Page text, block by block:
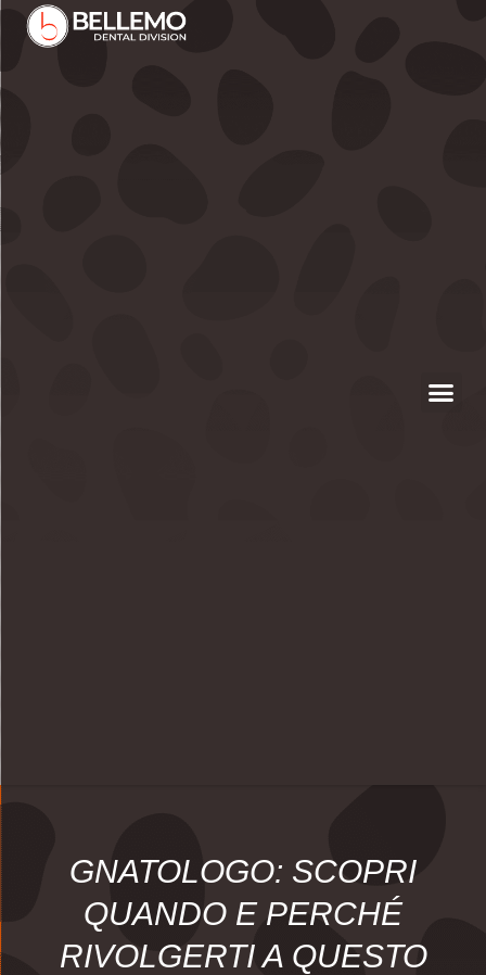
GNATOLOGO: SCOPRI
QUANDO E PERCHÉ
RIVOLGERTI A QUESTO